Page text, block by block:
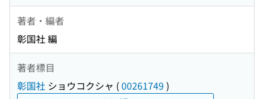
著者・編者
彰国社 編
著者標目
彰国社 ショウコクシャ (00261749 )